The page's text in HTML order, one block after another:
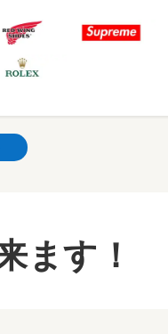
ます！